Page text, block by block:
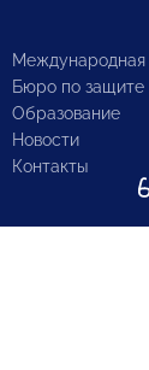
Международная
Бюро по защите
Образование
Новости
Контакты